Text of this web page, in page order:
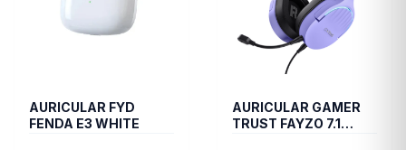
AURICULAR FYD
FENDA E3 WHITE
AURICULAR GAMER
TRUST FAYZO 7.1